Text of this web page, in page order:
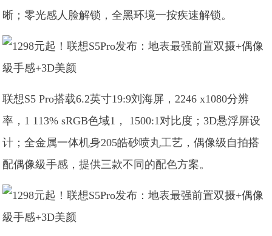
晰；零光感人脸解锁，全黑环境一按疾速解锁。
联想S5 Pro搭载6.2英寸19:9刘海屏，2246 x1080分辨
率，1 113% sRGB色域1， 1500:1对比度；3D悬浮屏设
计；全金属一体机身205皓砂喷丸工艺，偶像级自拍搭
配偶像級手感，提供三款不同的配色方案。